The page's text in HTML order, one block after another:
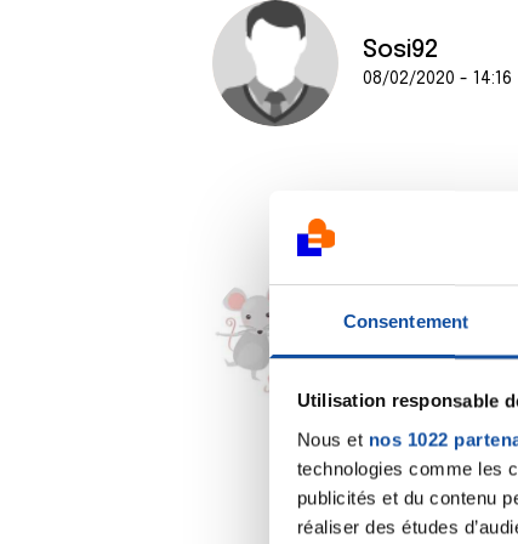
Consentement
Utilisation responsable
Nous et nos 1022
technologies comme les
publicités et du contenu
réaliser des études
Sosi92
08/02/2020 - 14:16
Souricette
08/02/2020 - 17:30